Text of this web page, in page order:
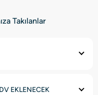
Takılanlar
EKLENECEK